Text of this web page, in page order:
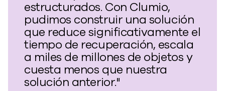
estructurados. Con Clumio,
pudimos construir una solución
que reduce significativamente el
tiempo de recuperación, escala
a miles de millones de objetos y
cuesta menos que nuestra
solución anterior."